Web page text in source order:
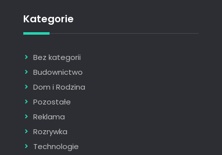
Kategorie
Bez kategorii
Budownictwo
Dom i Rodzina
Pozostałe
Reklama
Rozrywka
Technologie